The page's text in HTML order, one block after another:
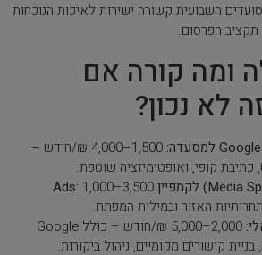
השבועית קשורה ישירות לאיכות הנוכחות
הפרסום.
ומה קורה אם
לא נכון?
1,500–4,000 ₪/חודש –
כתיבת קופי, ואופטימיזציה שוטפת.
1,000–3,500
האזור ובמילות המפתח.
2,000–5,000 ₪/חודש – כולל Google